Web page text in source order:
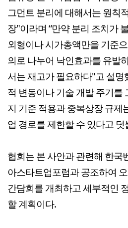
그먼트 분리에 대해서는 원칙
장"이라며 “만약 분리 조치가
외형이나 시가총액만을 기준
의로 나누어 낙인효과를 유발
서는 재고가 필요하다"고 설명
적 변동이나 기술 개발 주기를
지 기준 적용과 중복상장 규제
업 경로를 제한할 수 있다고 덧
협회는 본 사안과 관련해 한국
아스타트업포럼과 공조하여
간담회를 개최하고 세부적인
할 계획이다.